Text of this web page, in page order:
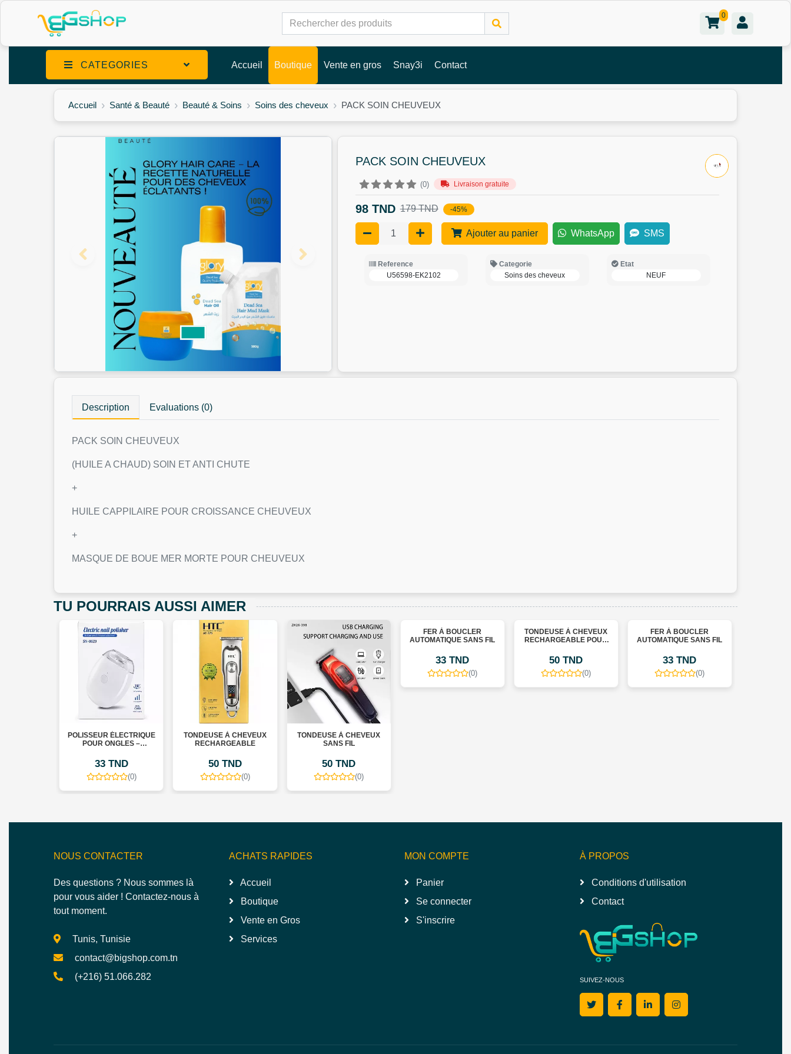
0
CATEGORIES Accueil Boutique Vente en gros Snay3i Contact
Accueil Santé & Beauté Beauté & Soins Soins des cheveux PACK SOIN CHEUVEUX
PACK SOIN CHEUVEUX
(0) Livraison gratuite
98 TND 179 TND -45%
Ajouter au panier WhatsApp SMS
Reference
U56598-EK2102
Categorie
Soins des cheveux
Etat
NEUF
Description Evaluations (0)
PACK SOIN CHEUVEUX
(HUILE A CHAUD) SOIN ET ANTI CHUTE
+
HUILE CAPPILAIRE POUR CROISSANCE CHEUVEUX
+
MASQUE DE BOUE MER MORTE POUR CHEUVEUX
TU POURRAIS AUSSI AIMER
POLISSEUR ÉLECTRIQUE
POUR ONGLES –
33 TND
(0)
TONDEUSE À CHEVEUX
RECHARGEABLE
50 TND
(0)
TONDEUSE À CHEVEUX
SANS FIL
50 TND
(0)
FER À BOUCLER
AUTOMATIQUE SANS FIL
33 TND
(0)
TONDEUSE À CHEVEUX
RECHARGEABLE POUR
50 TND
(0)
FER À BOUCLER
AUTOMATIQUE SANS FIL
33 TND
(0)
NOUS CONTACTER
Des questions ? Nous sommes là
pour vous aider ! Contactez-nous à
tout moment.
Tunis, Tunisie
contact@bigshop.com.tn
(+216) 51.066.282
ACHATS RAPIDES
Accueil
Boutique
Vente en Gros
Services
MON COMPTE
Panier
Se connecter
S'inscrire
À PROPOS
Conditions d'utilisation
Contact
SUIVEZ-NOUS